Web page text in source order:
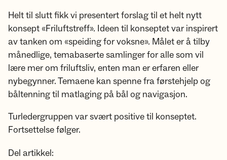
Helt til slutt fikk vi presentert forslag til et helt nytt
konsept «Friluftstreff». Ideen til konseptet var inspirert
av tanken om «speiding for voksne». Målet er å tilby
månedlige, temabaserte samlinger for alle som vil
lære mer om friluftsliv, enten man er erfaren eller
nybegynner. Temaene kan spenne fra førstehjelp og
båltenning til matlaging på bål og navigasjon.
Turledergruppen var svært positive til konseptet.
Fortsettelse følger.
Del artikkel: